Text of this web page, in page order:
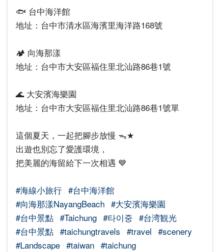
🐟 台中海洋館
地址：台中市清水區海濱里海洋路168號
🏕️ 向海那漾
地址：台中市大安區福住里北汕路86巷1號
🌊 大安濱海樂園
地址：台中市大安區福住里北汕路86巷1號單
這個夏天，一起把腳步放慢 ᯓ★
出遊也別忘了愛護環境，
把美麗的海留給下一次相遇 💙
#海線小旅行 #台中海洋館
#向海那漾NayangBeach #大安濱海樂園
#台中景點 #Taichung #타이중 #台湾観光
#台中景點 #taichungtravels #travel #scenery
#Landscape #taiwan #taichung